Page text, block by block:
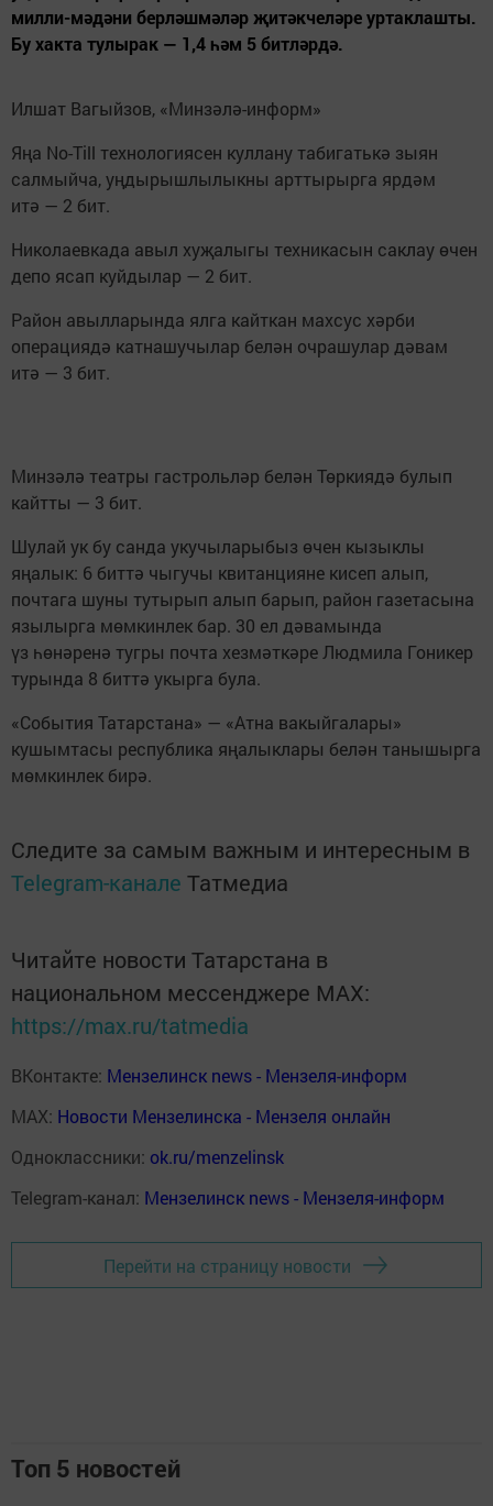
милли-мәдәни берләшмәләр җитәкчеләре уртаклашты.
Бу хакта тулырак — 1,4 һәм 5 битләрдә.
Илшат Вагыйзов, «Минзәлә-информ»
Яңа No-Till технологиясен куллану табигатькә зыян
салмыйча, уңдырышлылыкны арттырырга ярдәм
итә — 2 бит.
Николаевкада авыл хуҗалыгы техникасын саклау өчен
депо ясап куйдылар — 2 бит.
Район авылларында ялга кайткан махсус хәрби
операциядә катнашучылар белән очрашулар дәвам
итә — 3 бит.
Минзәлә театры гастрольләр белән Төркиядә булып
кайтты — 3 бит.
Шулай ук бу санда укучыларыбыз өчен кызыклы
яңалык: 6 биттә чыгучы квитанцияне кисеп алып,
почтага шуны тутырып алып барып, район газетасына
язылырга мөмкинлек бар. 30 ел дәвамында
үз һөнәренә тугры почта хезмәткәре Людмила Гоникер
турында 8 биттә укырга була.
«События Татарстана» — «Атна вакыйгалары»
кушымтасы республика яңалыклары белән танышырга
мөмкинлек бирә.
Следите за самым важным и интересным в
Telegram-канале Татмедиа
Читайте новости Татарстана в
национальном мессенджере MАХ:
https://max.ru/tatmedia
ВКонтакте: Мензелинск news - Мензеля-информ
MAX: Новости Мензелинска - Мензеля онлайн
Одноклассники: ok.ru/menzelinsk
Telegram-канал: Мензелинск news - Мензеля-информ
Перейти на страницу новости
Топ 5 новостей